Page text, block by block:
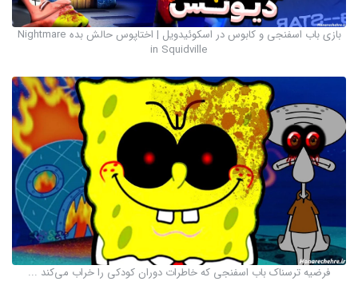
بازی باب اسفنجی و کابوس در اسکوئیدویل | اختاپوس حالش بده Nightmare
in Squidville
فرضیه ترسناک باب اسفنجی که خاطرات دوران کودکی را خراب می‌کند ...